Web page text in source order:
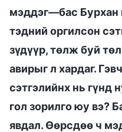
мэддэг—бас Бурхан
тэдний оргилсон
зүдүүр, төлж буй
авирыг л хардаг.
сэтгэлийнх нь гүнд
гол зорилго юу вэ?
явдал. Өөрсдөө ч